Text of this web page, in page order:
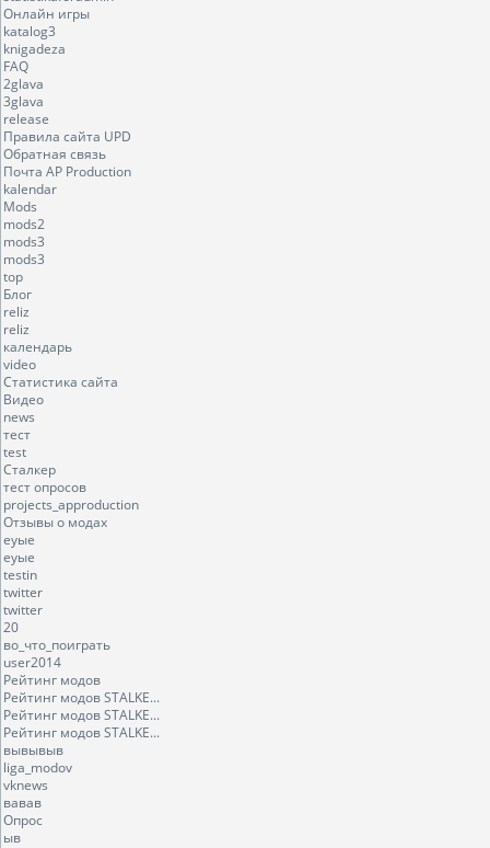
Онлайн игры
katalog3
knigadeza
FAQ
2glava
3glava
release
Правила сайта UPD
Обратная связь
Почта AP Production
kalendar
Mods
mods2
mods3
mods3
top
Блог
reliz
reliz
календарь
video
Статистика сайта
Видео
news
тест
test
Сталкер
тест опросов
projects_approduction
Отзывы о модах
еуые
еуые
testin
twitter
twitter
20
во_что_поиграть
user2014
Рейтинг модов
Рейтинг модов STALKE...
Рейтинг модов STALKE...
Рейтинг модов STALKE...
вывывыв
liga_modov
vknews
вавав
Опрос
ыв